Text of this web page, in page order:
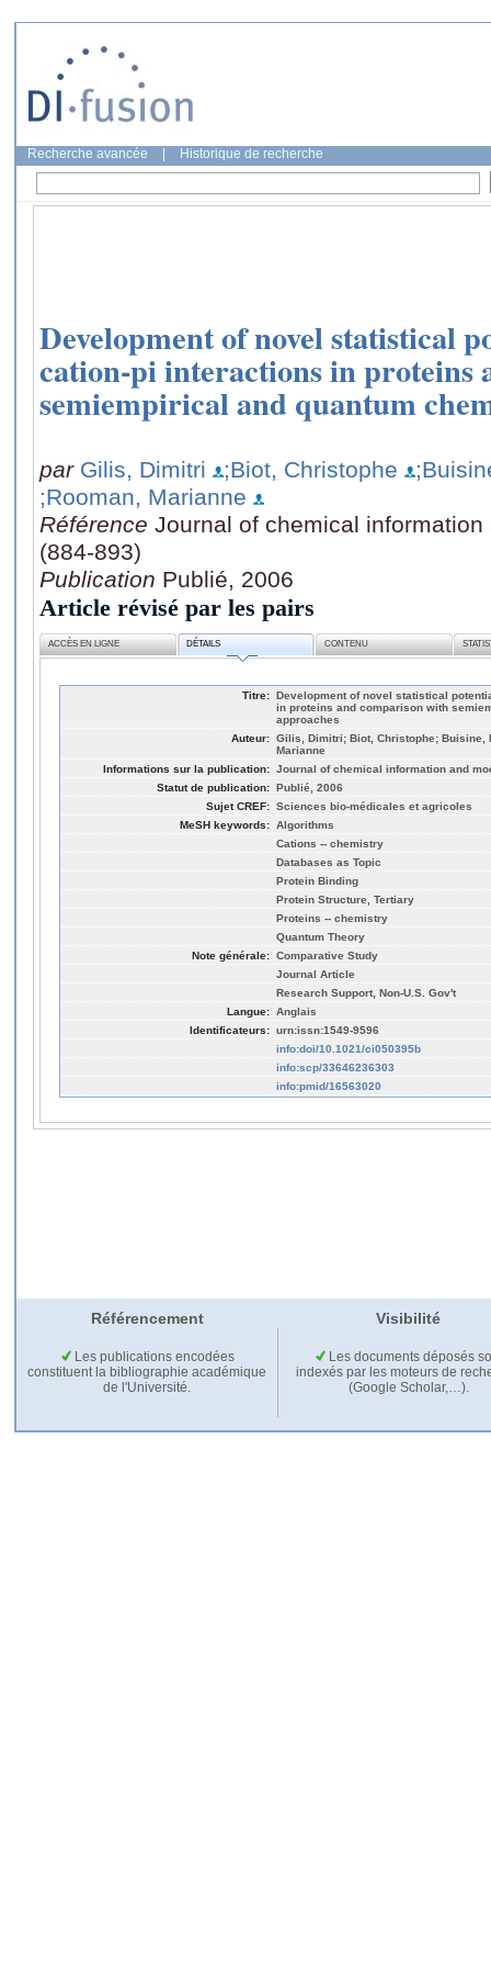
Recherche avancée Historique de recherche
Development of novel statistical
cation-pi interactions in proteins
semiempirical and quantum
par Gilis, Dimitri ;Biot, Christophe
;Rooman, Marianne
Référence Journal of chemical
(884-893)
Publication Publié, 2006
Article révisé par les pairs
ACCÈS EN LIGNE DÉTAILS CONTENU
Titre: Development of novel statistical
in proteins and comparison with
approaches
Auteur: Gilis, Dimitri; Biot, Christophe; Buisine,
Marianne
Informations sur la publication: Journal of chemical information and
Statut de publication: Publié, 2006
Sujet CREF: Sciences bio-médicales et agricoles
MeSH keywords: Algorithms
Cations -- chemistry
Databases as Topic
Protein Binding
Protein Structure, Tertiary
Proteins -- chemistry
Quantum Theory
Note générale: Comparative Study
Journal Article
Research Support, Non-U.S. Gov't
Langue: Anglais
Identificateurs: urn:issn:1549-9596
info:doi/10.1021/ci050395b
info:scp/33646236303
info:pmid/16563020
Référencement Visibilité
Les publications encodées
constituent la bibliographie académique
de l'Université.
Les documents déposés
indexés par les moteurs de
(Google Scholar,…).